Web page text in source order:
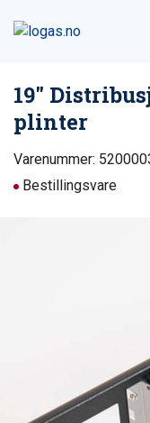
19″
plinter
Varenummer:
Bestillingsvare